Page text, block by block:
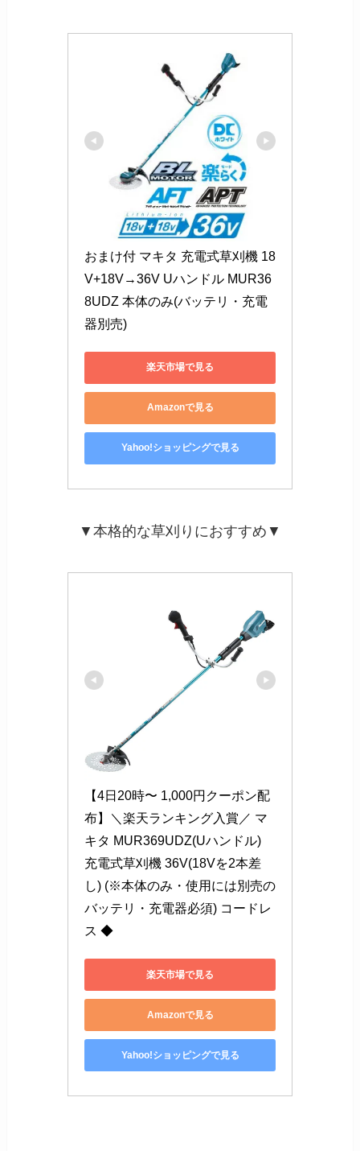
おまけ付 マキタ 充電式草刈機 18
V+18V→36V Uハンドル MUR36
8UDZ 本体のみ(バッテリ・充電
器別売)
楽天市場で見る
Amazonで見る
Yahoo!ショッピングで見る
▼本格的な草刈りにおすすめ▼
【4日20時〜 1,000円クーポン配
布】＼楽天ランキング入賞／ マ
キタ MUR369UDZ(Uハンドル)
充電式草刈機 36V(18Vを2本差
し) (※本体のみ・使用には別売の
バッテリ・充電器必須) コードレ
ス ◆
楽天市場で見る
Amazonで見る
Yahoo!ショッピングで見る